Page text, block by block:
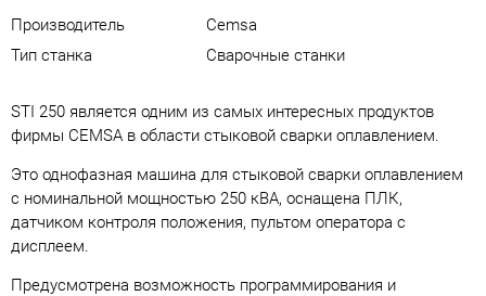
Производитель
Cemsa
Тип станка
Сварочные станки
STI 250 является одним из самых интересных продуктов
фирмы CEMSA в области стыковой сварки оплавлением.
Это однофазная машина для стыковой сварки оплавлением
с номинальной мощностью 250 кВА, оснащена ПЛК,
датчиком контроля положения, пультом оператора с
дисплеем.
Предусмотрена возможность программирования и